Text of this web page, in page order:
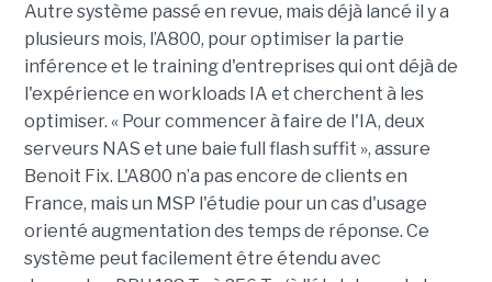
Autre système passé en revue, mais déjà lancé il y a
plusieurs mois, l’A800, pouroptimiser la partie
inférence et le training d'entreprises qui ont déjà de
l'expérience en workloadsIA et cherchent à les
optimiser. « Pour commencer à faire de l'IA, deux
serveurs NAS et une baie full flash suffit », assure
Benoit Fix. L'A800 n’a pasencore de clientsen
France, mais un MSP l'étudie pour un cas d'usage
orienté augmentation des temps de réponse. Ce
système peut facilement être étendu avec